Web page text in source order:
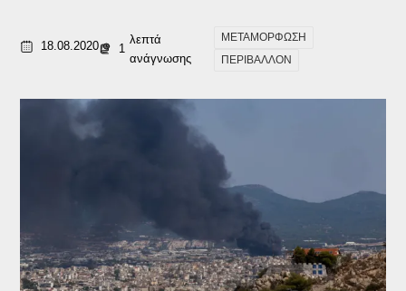
18.08.2020 1
λεπτά
ανάγνωσης
ΜΕΤΑΜΟΡΦΩΣΗ
ΠΕΡΙΒΑΛΛΟΝ